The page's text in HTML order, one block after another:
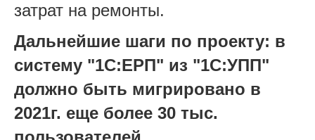
затрат на ремонты.
Дальнейшие шаги по проекту: в
систему "1С:ЕРП" из "1С:УПП"
должно быть мигрировано в
2021г. еще более 30 тыс.